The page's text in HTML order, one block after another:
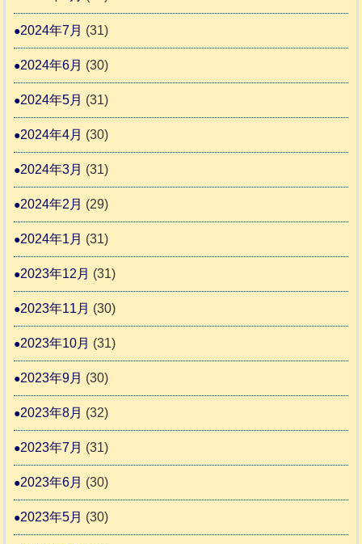
2024年7月 (31)
2024年6月 (30)
2024年5月 (31)
2024年4月 (30)
2024年3月 (31)
2024年2月 (29)
2024年1月 (31)
2023年12月 (31)
2023年11月 (30)
2023年10月 (31)
2023年9月 (30)
2023年8月 (32)
2023年7月 (31)
2023年6月 (30)
2023年5月 (30)